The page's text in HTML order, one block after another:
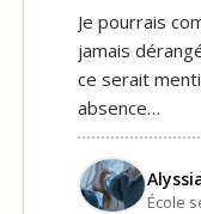
Je pourrais
jamais
ce serait
absence…
École